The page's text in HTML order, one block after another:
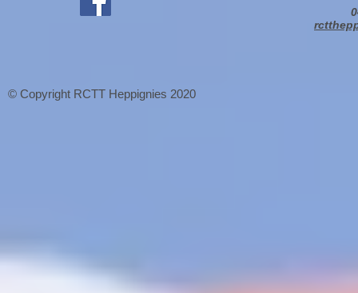
© Copyright RCTT Heppignies 2020